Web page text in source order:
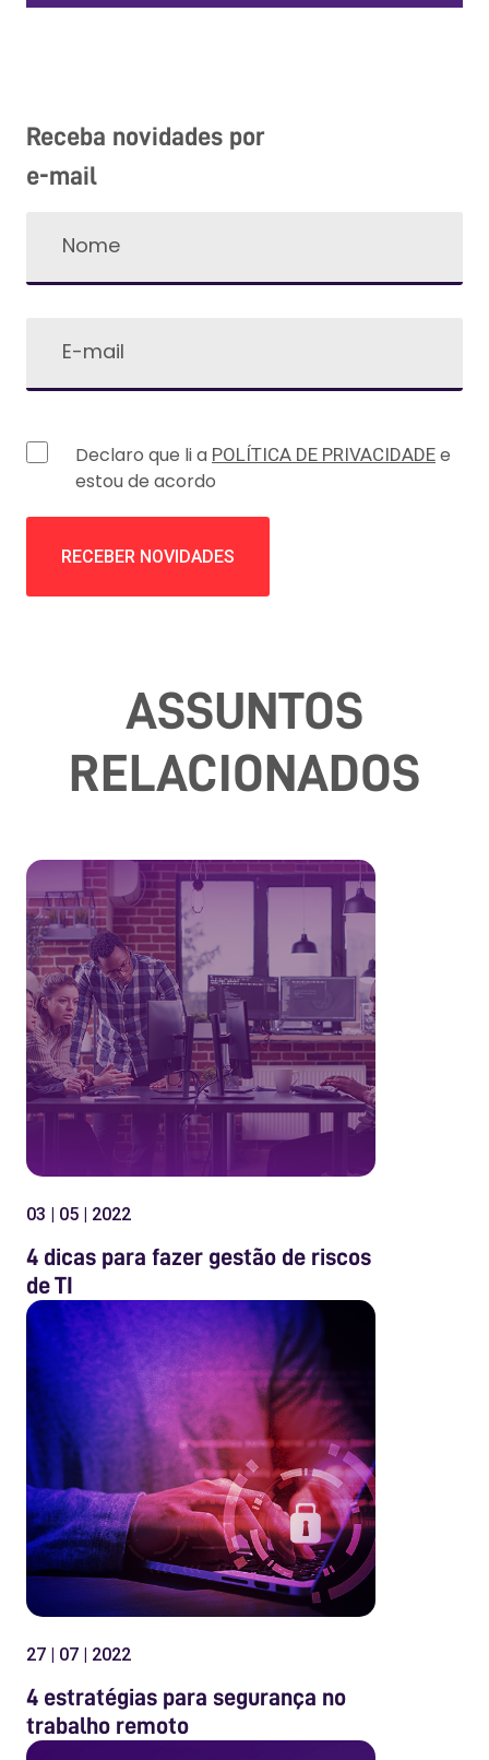
Receba novidades por
e-mail
Declaro que li a POLÍTICA DE PRIVACIDADE e
estou de acordo
ASSUNTOS
RELACIONADOS
03 | 05 | 2022
4 dicas para fazer gestão de riscos
de TI
27 | 07 | 2022
4 estratégias para segurança no
trabalho remoto